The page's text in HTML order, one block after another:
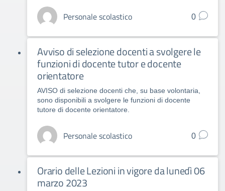
Personale scolastico 0
Avviso di selezione docenti a svolgere le
funzioni di docente tutor e docente
orientatore
AVISO di selezione docenti che, su base volontaria,
sono disponibili a svolgere le funzioni di docente
tutore di docente orientatore.
Personale scolastico 0
Orario delle Lezioni in vigore da lunedì 06
marzo 2023